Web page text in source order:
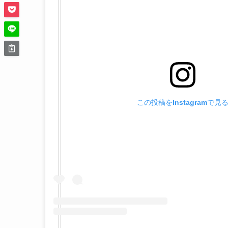
この投稿をInstagramで見る